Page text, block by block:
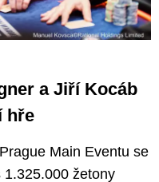
a Jiří Kocáb
hře
Main Eventu se
žetony